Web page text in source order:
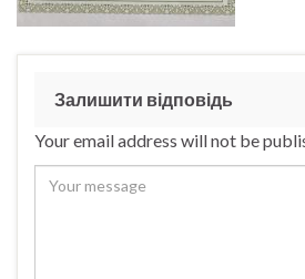
Залишити відповідь
Your email address will not be